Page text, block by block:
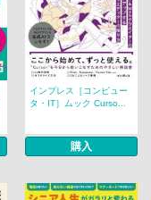
インプレス［コンピュー
タ・IT］ムック Curso...
購入